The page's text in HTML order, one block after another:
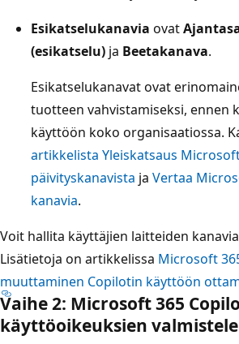
Esikatselukanavia ovat
(esikatselu) ja Beetakanava.
Esikatselukanavat ovat
tuotteen vahvistamiseksi, ennen
käyttöön koko organisaatiossa.
artikkelista Yleiskatsaus
päivityskanavista ja Vertaa
kanavia.
Voit hallita käyttäjien laitteiden
Lisätietoja on artikkelissa Microsoft
muuttaminen Copilotin käyttöön
Vaihe 2: Microsoft 365
käyttöoikeuksien